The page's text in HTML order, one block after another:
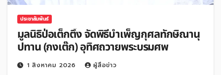
ประชาสัมพันธ์
มูลนิธิป่อเต็กตึ๊ง จัดพิธีบำเพ็ญกุศลทักษิณานุ
ปทาน (กงเต๊ก) อุทิศถวายพระบรมศพ
1 สิงหาคม 2026 ผู้สื่อข่าว